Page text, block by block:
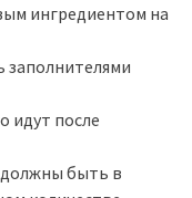
ингредиентом на
идут после
быть в